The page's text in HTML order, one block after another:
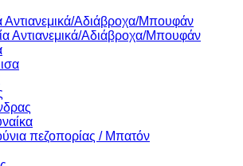
Αντιανεμικά/Αδιάβροχα/Μπουφάν
Αντιανεμικά/Αδιάβροχα/Μπουφάν
πεζοπορίας / Μπατόν